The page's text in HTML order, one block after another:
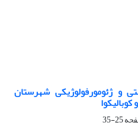
و ژئومورفولوژیکی شهرستان
25-35